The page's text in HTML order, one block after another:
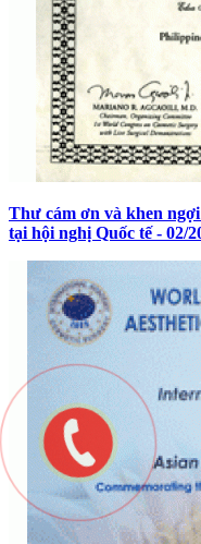
Thư cám ơn và khen
tại hội nghị Quốc tế - 02/